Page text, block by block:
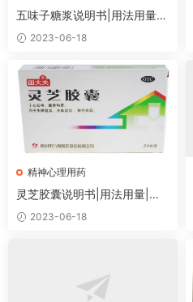
五味子糖浆说明书|用法用量|
注意事项
2023-06-18
精神心理用药
灵芝胶囊说明书|用法用量|注
意事项
2023-06-18